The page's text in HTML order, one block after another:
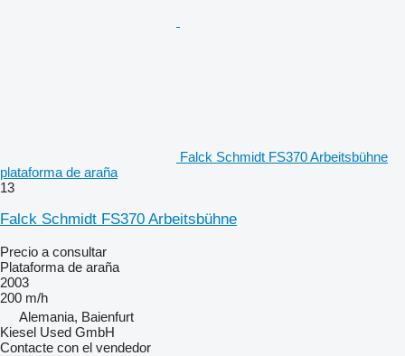
Falck Schmidt FS370 Arbeitsbühne
plataforma de araña
13
Falck Schmidt FS370 Arbeitsbühne
Precio a consultar
Plataforma de araña
2003
200 m/h
Alemania, Baienfurt
Kiesel Used GmbH
Contacte con el vendedor